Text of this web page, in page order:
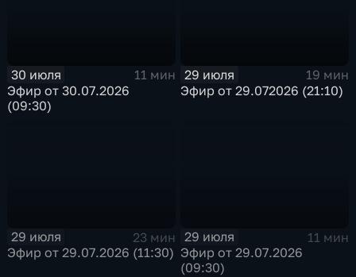
30 июля
11 мин
Эфир от 30.07.2026
(09:30)
29 июля
19 мин
Эфир от 29.072026 (21:10)
29 июля
23 мин
Эфир от 29.07.2026 (11:30)
29 июля
11 мин
Эфир от 29.07.2026
(09:30)